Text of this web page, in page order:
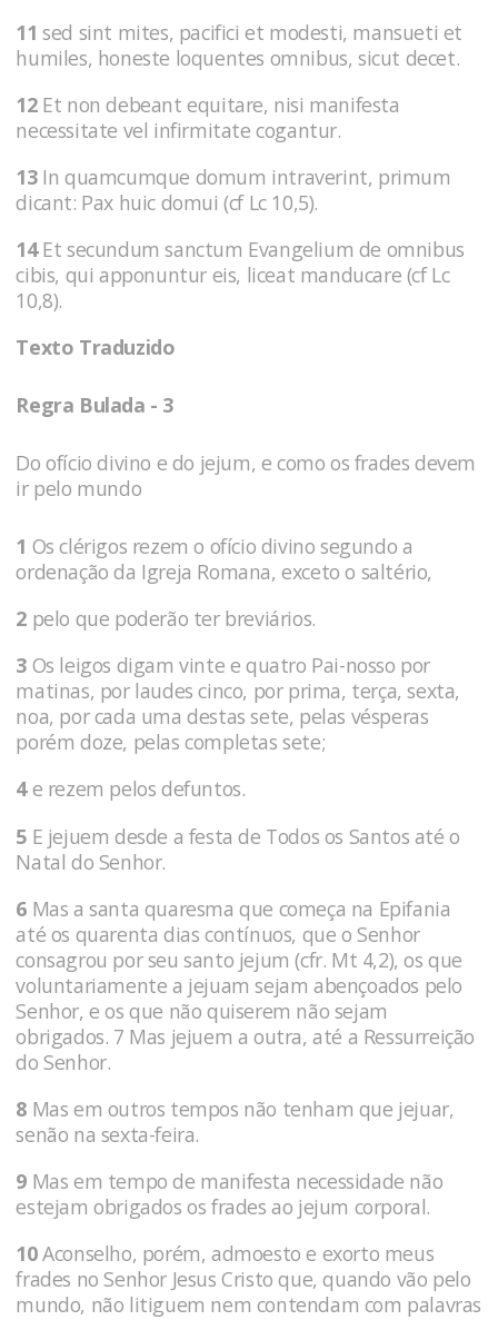
11 sed sint mites, pacifici et modesti, mansueti et
humiles, honeste loquentes omnibus, sicut decet.
12Et non debeant equitare, nisi manifesta
necessitate vel infirmitate cogantur.
13In quamcumque domum intraverint, primum
dicant: Pax huic domui (cf Lc 10,5).
14Et secundum sanctum Evangelium de omnibus
cibis, qui apponuntur eis, liceat manducare (cf Lc
10,8).
Texto Traduzido
Regra Bulada - 3
Do ofício divino e do jejum, e como os frades devem
ir pelo mundo
1 Os clérigos rezem o ofício divino segundo a
ordenação da Igreja Romana, exceto o saltério,
2 pelo que poderão ter breviários.
3 Os leigos digam vinte e quatro Pai-nosso por
matinas, por laudes cinco, por prima, terça, sexta,
noa, por cada uma destas sete, pelas vésperas
porém doze, pelas completas sete;
4e rezem pelos defuntos.
5 E jejuem desde a festa de Todos os Santos até o
Natal do Senhor.
6 Mas a santa quaresma que começa na Epifania
até os quarenta dias contínuos, que o Senhor
consagrou por seu santo jejum (cfr. Mt 4,2), os que
voluntariamente a jejuam sejam abençoados pelo
Senhor, e os que não quiserem não sejam
obrigados. 7 Mas jejuem a outra, até a Ressurreição
do Senhor.
8 Mas em outros tempos não tenham que jejuar,
senão na sexta-feira.
9 Mas em tempo de manifesta necessidade não
estejam obrigados os frades ao jejum corporal.
10Aconselho, porém, admoesto e exorto meus
frades no Senhor Jesus Cristo que, quando vão pelo
mundo, não litiguem nem contendam com palavras